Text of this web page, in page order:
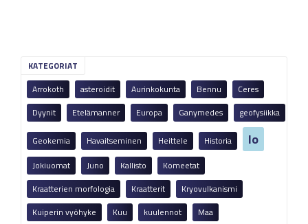
KATEGORIAT
Arrokoth
asteroidit Aurinkokunta Bennu
Ceres
Dyynit
Etelämanner Europa Ganymedes geofysiikka
Geokemia Havaitseminen Heittele Historia Io
Jokiuomat Juno Kallisto
Komeetat
Kraatterien morfologia
Kraatterit
Kryovulkanismi
Kuiperin vyöhyke
Kuu kuulennot
Maa